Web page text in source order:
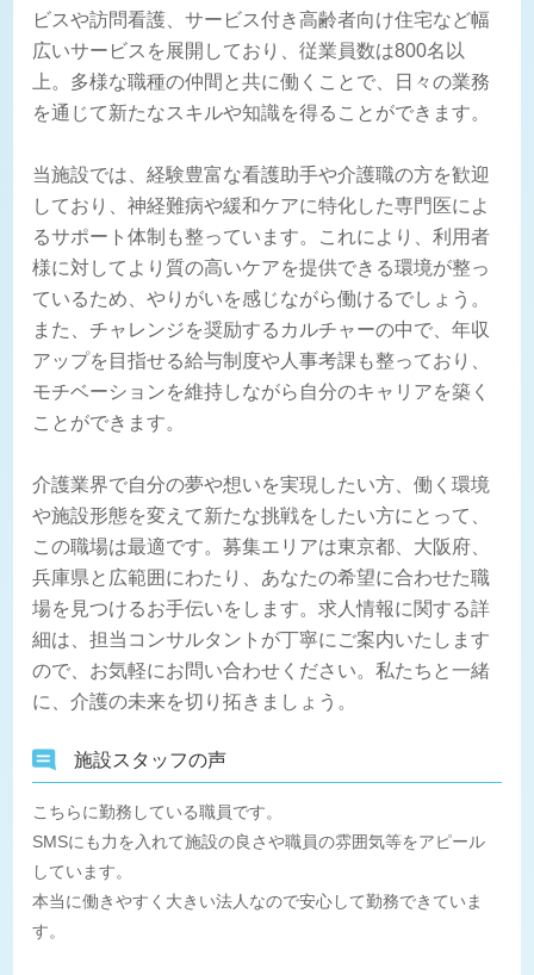
ビスや訪問看護、サービス付き高齢者向け住宅など幅
広いサービスを展開しており、従業員数は800名以
上。多様な職種の仲間と共に働くことで、日々の業務
を通じて新たなスキルや知識を得ることができます。
当施設では、経験豊富な看護助手や介護職の方を歓迎
しており、神経難病や緩和ケアに特化した専門医によ
るサポート体制も整っています。これにより、利用者
様に対してより質の高いケアを提供できる環境が整っ
ているため、やりがいを感じながら働けるでしょう。
また、チャレンジを奨励するカルチャーの中で、年収
アップを目指せる給与制度や人事考課も整っており、
モチベーションを維持しながら自分のキャリアを築く
ことができます。
介護業界で自分の夢や想いを実現したい方、働く環境
や施設形態を変えて新たな挑戦をしたい方にとって、
この職場は最適です。募集エリアは東京都、大阪府、
兵庫県と広範囲にわたり、あなたの希望に合わせた職
場を見つけるお手伝いをします。求人情報に関する詳
細は、担当コンサルタントが丁寧にご案内いたします
ので、お気軽にお問い合わせください。私たちと一緒
に、介護の未来を切り拓きましょう。
施設スタッフの声
こちらに勤務している職員です。
SMSにも力を入れて施設の良さや職員の雰囲気等をアピール
しています。
本当に働きやすく大きい法人なので安心して勤務できていま
す。